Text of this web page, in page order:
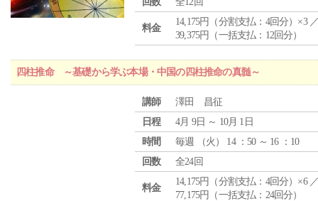
料金
14,175円（分割支払：4回分）×3
39,375円（一括支払：12回分）
四柱推命 ～基礎から学ぶ本場・中国の四柱推命の真髄～
講師
澤田 昌征
日程
4月 9日 ～ 10月 1日
時間
毎週 （火 ） 14 ：50 ～ 16 ：10
回数
全24回
料金
14,175円（分割支払：4回分）×6
77,175円（一括支払：24回分）